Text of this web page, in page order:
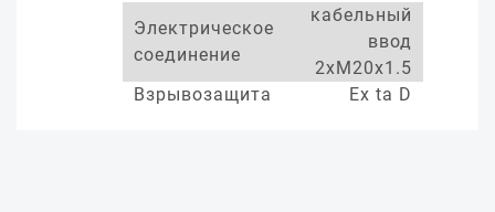
Электрическое
соединение
кабельный
ввод
2xM20x1.5
Взрывозащита
Ex ta D